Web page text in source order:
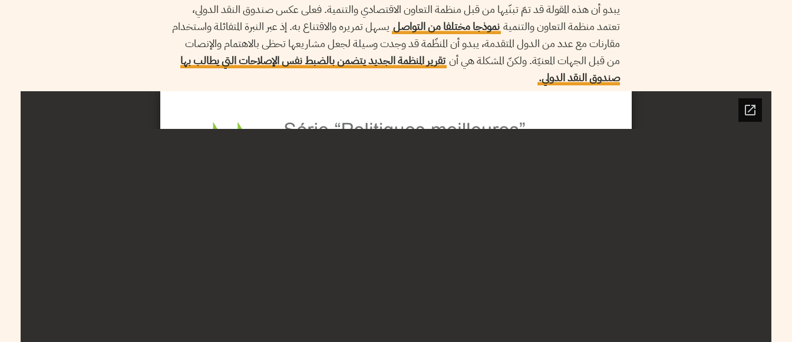
يبدو أن هذه المقولة قد تمّ تبنّيها من قبل منظمة التعاون الاقتصادي والتنمية. فعلى عكس صندوق النقد الدولي،
تعتمد منظمة التعاون والتنمية نموذجا مختلفا من التواصل يسهل تمريره والاقتناع به. إذ عبر النبرة المتفائلة واستخدام
مقارنات مع عدد من الدول المتقدمة، يبدو أن المنظّمة قد وجدت وسيلة لجعل مشاريعها تحظى بالاهتمام والإنصات
من قبل الجهات المعنيّة. ولكنّ المشكلة هي أن تقرير المنظمة الجديد يتضمن بالضبط نفس الإصلاحات التي يطالب بها
صندوق النقد الدولي.